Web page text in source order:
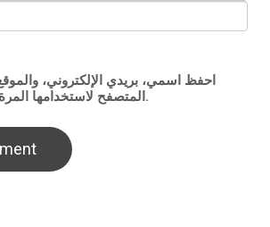
احفظ اسمي، بريدي الإلكتروني،
المتصفح لاستخدامها المرة المقبلة في تعليقي.